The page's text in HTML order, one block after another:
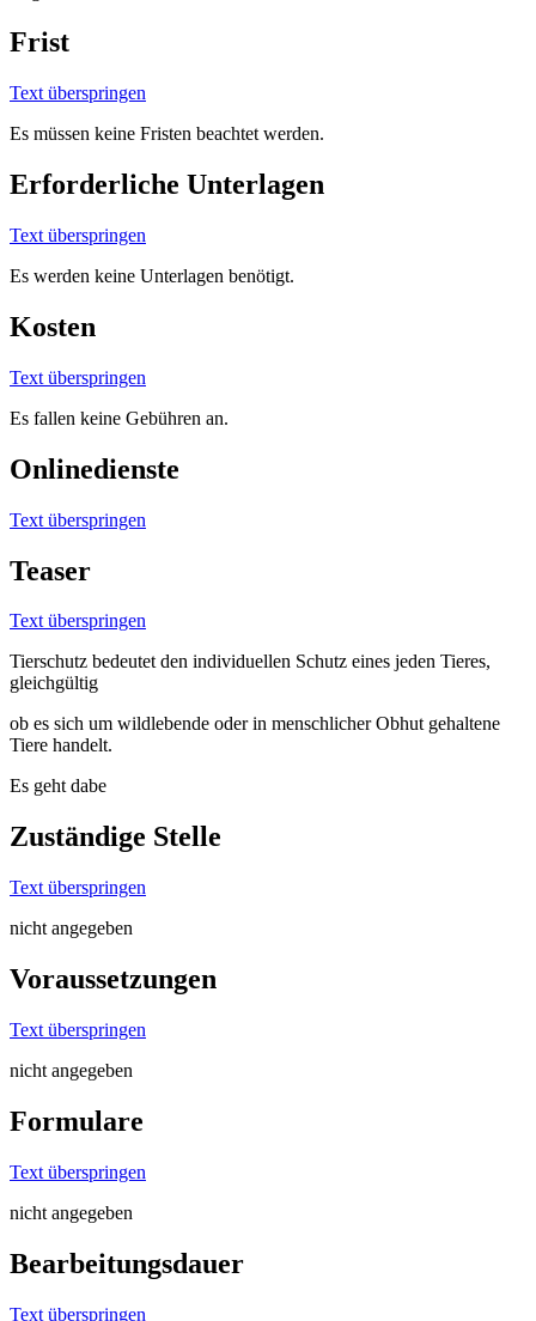
Frist
Text überspringen
Es müssen keine Fristen beachtet werden.
Erforderliche Unterlagen
Text überspringen
Es werden keine Unterlagen benötigt.
Kosten
Text überspringen
Es fallen keine Gebühren an.
Onlinedienste
Text überspringen
Teaser
Text überspringen
Tierschutz bedeutet den individuellen Schutz eines jeden Tieres,
gleichgültig
ob es sich um wildlebende oder in menschlicher Obhut gehaltene
Tiere handelt.
Es geht dabe
Zuständige Stelle
Text überspringen
nicht angegeben
Voraussetzungen
Text überspringen
nicht angegeben
Formulare
Text überspringen
nicht angegeben
Bearbeitungsdauer
Text überspringen